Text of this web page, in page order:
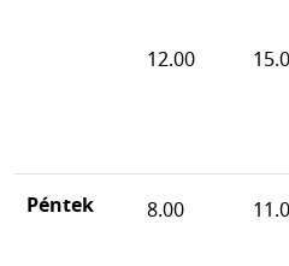
12.00
Péntek 8.00